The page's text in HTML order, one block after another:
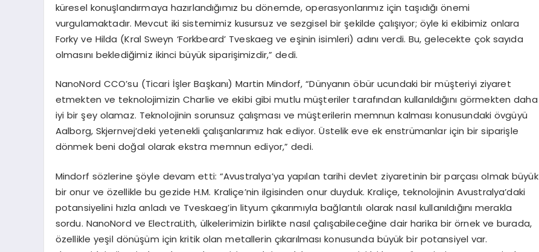
küresel konuşlandırmaya hazırlandığımız bu dönemde, operasyonlarımız için taşıdığı önemi
vurgulamaktadır. Mevcut iki sistemimiz kusursuz ve sezgisel bir şekilde çalışıyor; öyle ki ekibimiz onlara
Forky ve Hilda (Kral Sweyn ‘Forkbeard’ Tveskaeg ve eşinin isimleri) adını verdi. Bu, gelecekte çok sayıda
olmasını beklediğimiz ikinci büyük siparişimizdir,” dedi.
NanoNord CCO’su (Ticari İşler Başkanı) Martin Mindorf, “Dünyanın öbür ucundaki bir müşteriyi ziyaret
etmekten ve teknolojimizin Charlie ve ekibi gibi mutlu müşteriler tarafından kullanıldığını görmekten daha
iyi bir şey olamaz. Teknolojinin sorunsuz çalışması ve müşterilerin memnun kalması konusundaki övgüyü
Aalborg, Skjernvej’deki yetenekli çalışanlarımız hak ediyor. Üstelik eve ek enstrümanlar için bir siparişle
dönmek beni doğal olarak ekstra memnun ediyor,” dedi.
Mindorf sözlerine şöyle devam etti: “Avustralya’ya yapılan tarihi devlet ziyaretinin bir parçası olmak büyük
bir onur ve özellikle bu gezide H.M. Kraliçe’nin ilgisinden onur duyduk. Kraliçe, teknolojinin Avustralya’daki
potansiyelini hızla anladı ve Tveskaeg’in lityum çıkarımıyla bağlantılı olarak nasıl kullanıldığını merakla
sordu. NanoNord ve ElectraLith, ülkelerimizin birlikte nasıl çalışabileceğine dair harika bir örnek ve burada,
özellikle yeşil dönüşüm için kritik olan metallerin çıkarılması konusunda büyük bir potansiyel var.